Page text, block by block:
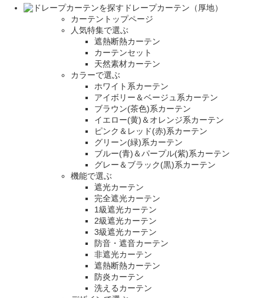
ドレープカーテン（厚地）
カーテントップページ
人気特集で選ぶ
遮熱断熱カーテン
カーテンセット
天然素材カーテン
カラーで選ぶ
ホワイト系カーテン
アイボリー＆ベージュ系カーテン
ブラウン(茶色)系カーテン
イエロー(黄)＆オレンジ系カーテン
ピンク＆レッド(赤)系カーテン
グリーン(緑)系カーテン
ブルー(青)＆パープル(紫)系カーテン
グレー＆ブラック(黒)系カーテン
機能で選ぶ
遮光カーテン
完全遮光カーテン
1級遮光カーテン
2級遮光カーテン
3級遮光カーテン
防音・遮音カーテン
非遮光カーテン
遮熱断熱カーテン
防炎カーテン
洗えるカーテン